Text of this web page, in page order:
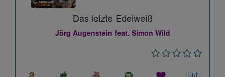
Das letzte Edelweiß
Jörg Augenstein feat. Simon Wild